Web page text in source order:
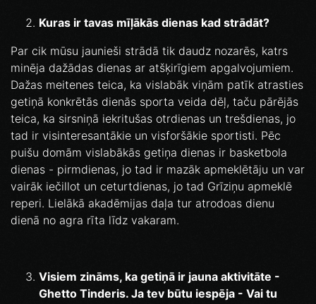
Kuras ir tavas mīļākās dienas kad strādāt?
Par cik mūsu jaunieši strādā tik daudz nozarēs, katrs
minēja dažādas dienas ar atšķirīgiem apgalvojumiem.
Dažas meitenes teica, ka vislabāk viņām patīk atrasties
getiņā konkrētās dienās sporta veida dēļ, taču pārējās
teica, ka sirsniņā iekritušas otrdienas un trešdienas, jo
tad ir visinteresantākie un visforšākie sportisti. Pēc
puišu domām vislabākās getiņa dienas ir basketbola
dienas - pirmdienas, jo tad ir mazāk apmeklētāju un var
vairāk iečillot un ceturtdienas, jo tad Grīziņu apmeklē
reperi. Lielākā akadēmijas daļa tur atrodoas dienu
dienā no agra rīta līdz vakaram.
Visiem zināms, ka getiņā ir jauna aktivitāte -
Ghetto Tinderis. Ja tev būtu iespēja - Vai tu